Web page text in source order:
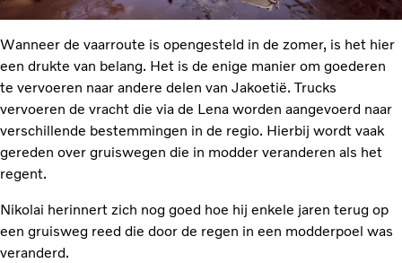
Wanneer de vaarroute is opengesteld in de zomer, is het hier
een drukte van belang. Het is de enige manier om goederen
te vervoeren naar andere delen van Jakoetië. Trucks
vervoeren de vracht die via de Lena worden aangevoerd naar
verschillende bestemmingen in de regio. Hierbij wordt vaak
gereden over gruiswegen die in modder veranderen als het
regent.
Nikolai herinnert zich nog goed hoe hij enkele jaren terug op
een gruisweg reed die door de regen in een modderpoel was
veranderd.